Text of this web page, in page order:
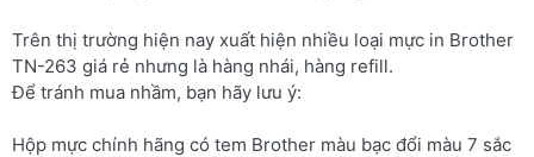
Trên thị trường hiện nay xuất hiện nhiều loại mực in Brother
TN-263 giá rẻ nhưng là hàng nhái, hàng refill.
Để tránh mua nhầm, bạn hãy lưu ý:
Hộp mực chính hãng có tem Brother màu bạc đổi màu 7 sắc